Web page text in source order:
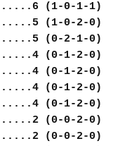
(1-0-1-1)
(1-0-2-0)
(0-2-1-0)
(0-1-2-0)
(0-1-2-0)
(0-1-2-0)
(0-1-2-0)
(0-0-2-0)
(0-0-2-0)